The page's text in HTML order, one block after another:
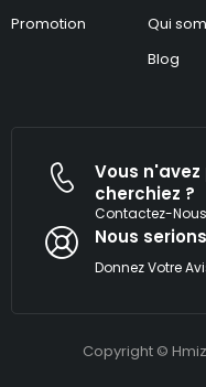
Promotion
Qui
Blog
Vous
cherchiez ?
Contactez-Nous
Nous
Donnez Votre
Copyright ©